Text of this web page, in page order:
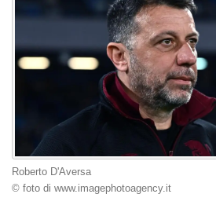
Roberto D'Aversa
© foto di www.imagephotoagency.it